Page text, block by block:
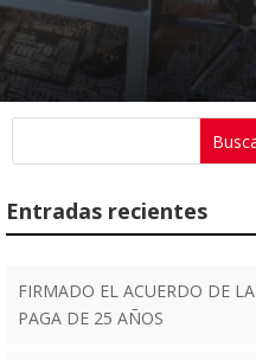
Entradas recientes
FIRMADO EL ACUERDO DE LA
PAGA DE 25 AÑOS